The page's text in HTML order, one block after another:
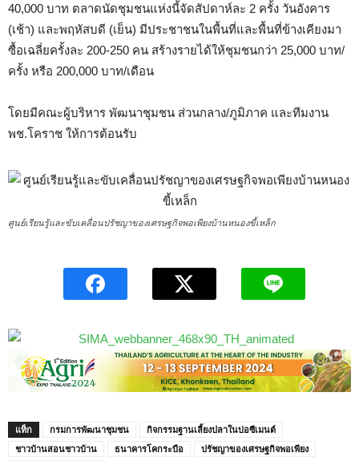
40,000 บาท ตลาดนัดชุมชนแห่งนี้จัดสัปดาห์ละ 2 ครั้ง วันอังคาร
(เช้า) และพฤหัสบดี (เย็น) มีประชาชนในพื้นที่และพื้นที่ข้างเคียงมา
ซื้อเฉลี่ยครั้งละ 200-250 คน สร้างรายได้ให้ชุมชนกว่า 25,000 บาท/
ครั้ง หรือ 200,000 บาท/เดือน
โดยมีคณะผู้บริหาร พัฒนาชุมชน ส่วนกลาง/ภูมิภาค และทีมงาน
พช.โคราช ให้การต้อนรับ
ศูนย์เรียนรู้และขับเคลื่อนปรัชญาของเศรษฐกิจพอเพียงบ้านหนองขี้เหล็ก
แท็ก กรมการพัฒนาชุมชน
กิจกรรมฐานเลี้ยงปลาในบ่อซีเมนต์
ชาวบ้านสอนชาวบ้าน
ธนาคารโคกระบือ
ปรัชญาของเศรษฐกิจพอเพียง